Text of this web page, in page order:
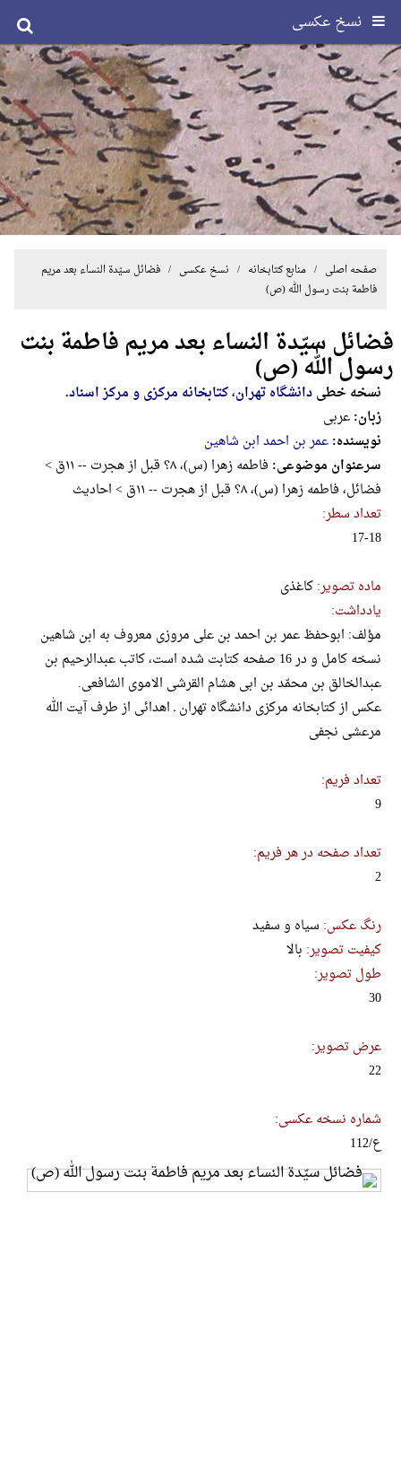
نسخ عکسی
صفحه اصلی / منابع کتابخانه / نسخ عکسی / فضائل سیّدة النساء بعد مریم
فاطمة بنت رسول الله (ص)
فضائل سیّدة النساء بعد مریم فاطمة بنت
رسول الله (ص)
نسخه خطیدانشگاه تهران، کتابخانه مرکزی و مرکز اسناد.
زبان:عربی
نویسنده:عمر بن احمد ابن شاهین
سرعنوان موضوعی:
فاطمه زهرا (س)، ۸؟ ق‍ب‍ل‌ ‌از ‌ه‍ج‍رت‌ -- ۱۱ق >
فضائل، فاطمه زهرا (س)، ۸؟ ق‍ب‍ل‌ ‌از ‌ه‍ج‍رت‌ -- ۱۱ق > احادیث
تعداد سطر:
17-18
ماده تصویر:کاغذی
یادداشت:
مؤلف: ابوحفظ عمر بن احمد بن علی مروزی معروف به ابن شاهین
نسخه کامل و در 16 صفحه کتابت شده است، کاتب عبدالرحیم بن
عبدالخالق بن محمّد بن ابی هشام القرشی الاموی الشافعی.
عکس از کتابخانه مرکزی دانشگاه تهران ـ اهدائی از طرف آیت الله
مرعشی نجفی
تعداد فریم:
9
تعداد صفحه در هر فریم:
2
رنگ عکس: سیاه و سفید
کیفیت تصویر: بالا
طول تصویر:
30
عرض تصویر:
22
شماره نسخه عکسی:
ع/112